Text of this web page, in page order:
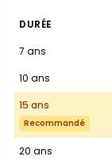
DURÉE
7 ans
10 ans
15 ans
Recommandé
20 ans